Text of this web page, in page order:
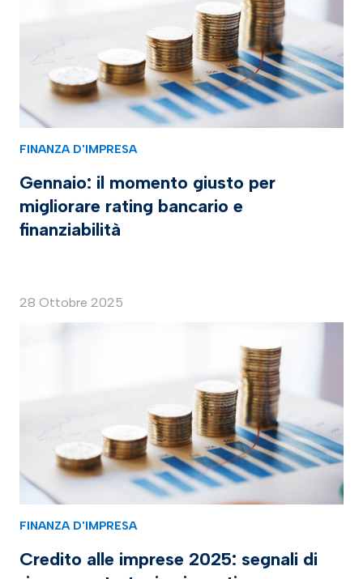
FINANZA D'IMPRESA
Gennaio: il momento giusto per
migliorare rating bancario e
finanziabilità
28 Ottobre 2025
FINANZA D'IMPRESA
Credito alle imprese 2025: segnali di